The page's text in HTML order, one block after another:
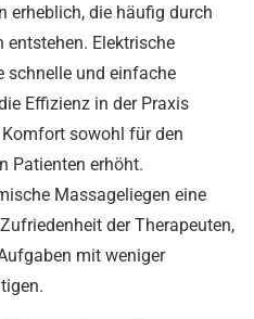
erheblich, die häufig durch
Elektrische
schnelle und einfache
Effizienz in der Praxis
sowohl für den
Patienten erhöht.
Massageliegen eine
der Therapeuten,
mit weniger